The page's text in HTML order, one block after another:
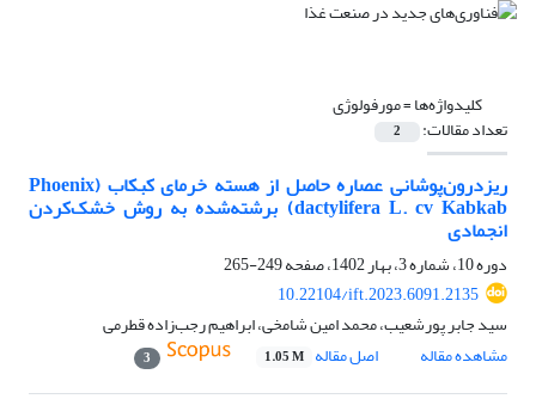
کلیدواژه‌ها =مورفولوژی
تعداد مقالات: 2
ریزدرون‌پوشانی عصاره حاصل از هسته خرمای کبکاب (Phoenix
dactylifera L. cv Kabkab) برشته‌شده به روش خشک‌کردن
انجمادی
دوره 10، شماره 3، بهار 1402، صفحه
249-265
10.22104/ift.2023.6091.2135
سید جابر پورشعیب، محمد امین شامخی، ابراهیم رجب‌زاده قطرمی
مشاهده مقاله
اصل مقاله 1.05 M
3